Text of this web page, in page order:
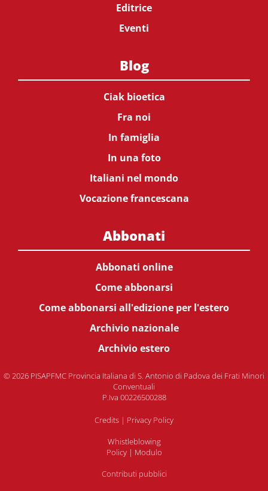
Editrice
Eventi
Blog
Ciak bioetica
Fra noi
In famiglia
In una foto
Italiani nel mondo
Vocazione francescana
Abbonati
Abbonati online
Come abbonarsi
Come abbonarsi all'edizione per l'estero
Archivio nazionale
Archivio estero
© 2026 PISAPFMC Provincia Italiana di S. Antonio di Padova dei Frati Minori
Conventuali
P.Iva 00226500288
Credits | Privacy Policy
Whistleblowing
Policy| Modulo
Contributi pubblici